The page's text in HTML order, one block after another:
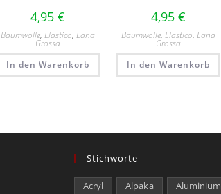
4,95 €
Baumwolle, Elastico, Lana
Grossa
In den Warenkorb
4,95€
Baumwolle,Elastico,Lana
Grossa
In den Warenkorb
Stichworte
Acryl Alpaka Aluminium